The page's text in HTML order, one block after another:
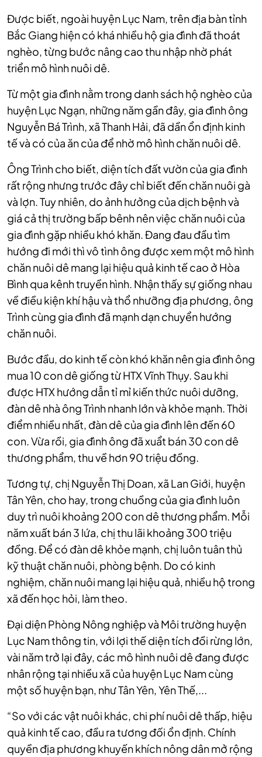
Được biết, ngoài huyện Lục Nam, trên địa bàntỉnh
Bắc Giang hiệncó khá nhiều hộ gia đình đã thoát
nghèo, từng bước nâng cao thu nhập nhờ phát
triển mô hình nuôi dê.
Từ một gia đình nằm trong danh sách hộ nghèo của
huyện Lục Ngạn, những năm gần đây, gia đình ông
Nguyễn Bá Trình, xã Thanh Hải, đã dần ổn định kinh
tế và có của ăn của để nhờ mô hình chăn nuôi dê.
Ông Trình cho biết, diện tích đất vườn của gia đình
rất rộng nhưng trước đây chỉ biết đến chăn nuôi gà
và lợn. Tuy nhiên, do ảnh hưởng của dịch bệnh và
giá cả thị trường bấp bênh nên việc chăn nuôi của
gia đình gặp nhiều khó khăn. Đang đau đầu tìm
hướng đi mới thì vô tình ông được xem một mô hình
chăn nuôi dê mang lại hiệu quả kinh tế cao ở Hòa
Bình qua kênh truyền hình. Nhận thấy sự giống nhau
về điều kiện khí hậu và thổ nhưỡng địa phương, ông
Trình cùng gia đình đã mạnh dạn chuyển hướng
chăn nuôi.
Bước đầu, do kinh tế còn khó khăn nên gia đình ông
mua 10 con dê giống từ HTX Vĩnh Thụy. Sau khi
được HTX hướng dẫn tỉ mỉkiến thức nuôi dưỡng,
đàn dê nhà ông Trình nhanh lớn và khỏe mạnh. Thời
điểm nhiều nhất, đàn dê của gia đình lên đến 60
con. Vừa rồi, gia đình ông đã xuẩt bán 30 con dê
thương phẩm, thu về hơn 90 triệu đồng.
Tương tự, chị Nguyễn Thị Doan, xã Lan Giới, huyện
Tân Yên, cho hay, trong chuồng của gia đình luôn
duy trì nuôi khoảng 200 con dê thương phẩm. Mỗi
năm xuất bán 3 lứa, chị thu lãi khoảng 300 triệu
đồng. Để có đàn dê khỏe mạnh, chị luôn tuân thủ
kỹ thuật chăn nuôi, phòng bệnh. Do có kinh
nghiệm, chăn nuôi mang lại hiệu quả, nhiều hộ trong
xã đến học hỏi, làm theo.
Đại diện Phòng Nông nghiệp và Môi trường huyện
Lục Nam thông tin, với lợi thế diện tích đồi rừng lớn,
vài năm trở lại đây, các mô hình nuôi dê đang được
nhân rộng tại nhiều xã của huyện Lục Nam cùng
một số huyện bạn, như Tân Yên, Yên Thế,...
“So với các vật nuôi khác, chi phí nuôi dê thấp, hiệu
quả kinh tế cao, đầu ra tương đối ổn định. Chính
quyền địa phương khuyến khích nông dân mở rộng